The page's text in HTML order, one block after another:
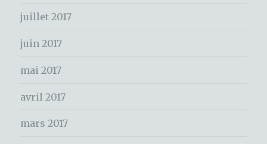
:
juillet 2017
juin 2017
mai 2017
avril 2017
mars 2017